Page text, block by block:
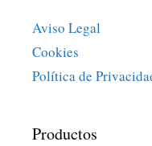
Aviso Legal
Cookies
Política de
Productos